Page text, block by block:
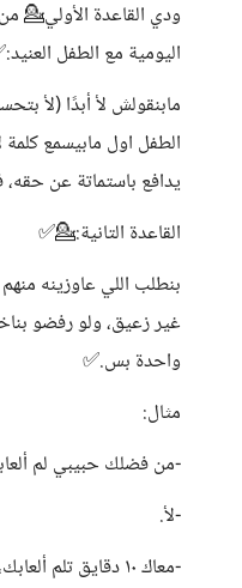
ودي القاعدة الأولي💁
اليومية مع الطفل
مابنقولش لأ أبدًا (لأ
الطفل اول مابيسمع
يدافع باستماتة عن
القاعدة التانية:💁✅️
بنطلب اللي عاوزينه
غير زعيق، ولو رفضو
واحدة بس.✅️
مثال:
-من فضلك حبيبي لم
-لأ.
-معاك ١٠ دقايق